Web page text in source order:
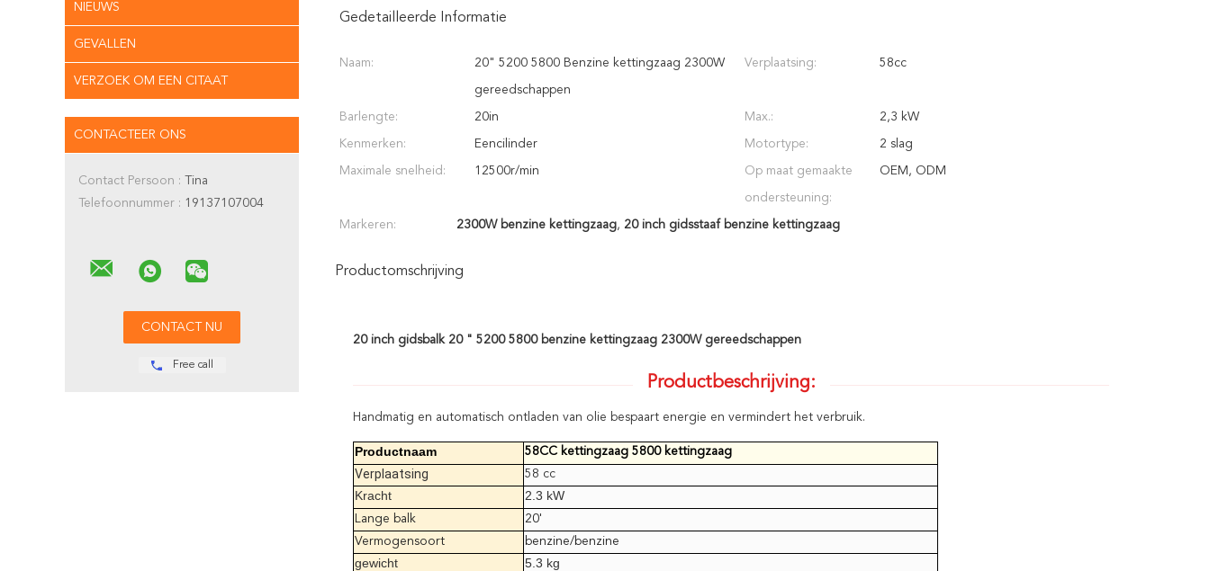
NIEUWS
GEVALLEN
VERZOEK OM EEN CITAAT
CONTACTEER ONS
Contact Persoon : Tina
Telefoonnummer : 19137107004
Free call
Gedetailleerde Informatie
Naam: 20" 5200 5800 Benzine kettingzaag 2300W
gereedschappen
Verplaatsing: 58cc
Barlengte: 20in Max.: 2,3 kW
Kenmerken: Eencilinder Motortype: 2 slag
Maximale snelheid: 12500r/min Op maat gemaakte
ondersteuning:
OEM, ODM
Markeren: 2300W benzine kettingzaag, 20 inch gidsstaaf benzine kettingzaag
Productomschrijving
20 inch gidsbalk 20 " 5200 5800 benzine kettingzaag 2300W gereedschappen
Productbeschrijving:
Handmatig en automatisch ontladen van olie bespaart energie en vermindert het verbruik.
Productnaam 58CC kettingzaag 5800 kettingzaag
Verplaatsing 58 cc
Kracht 2.3 kW
Lange balk
20'
Vermogensoort
benzine/benzine
gewicht 5.3 kg